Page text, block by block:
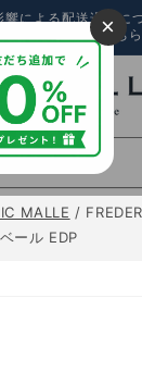
による配送遅延に
。詳しくは、こち
MALLE /
ール EDP
×